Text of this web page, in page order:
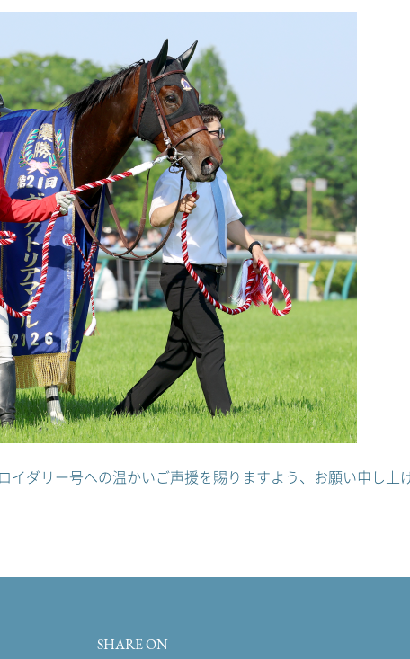
ダリー号への温かいご声援を賜りますよう、お願い申し上
SHARE ON